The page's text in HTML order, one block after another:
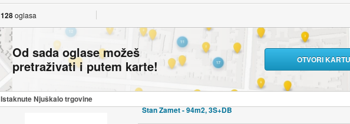
128oglasa
Od sada oglase možeš
pretraživati i putem karte!
OTVORI KARTU
Istaknute Njuškalo trgovine
Stan Zamet - 94m2, 3S+DB